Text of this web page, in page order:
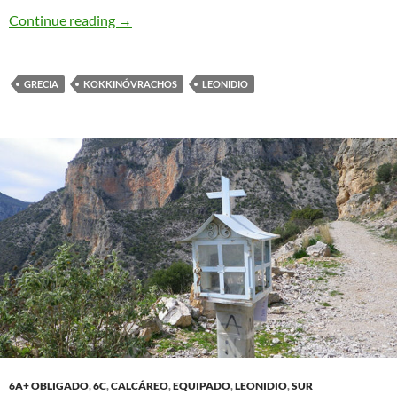
Continue reading Aghios Lemmy. Leonidio
→
GRECIA KOKKINÓVRACHOS LEONIDIO
6A+ OBLIGADO,6C,CALCÁREO,EQUIPADO,LEONIDIO,SUR